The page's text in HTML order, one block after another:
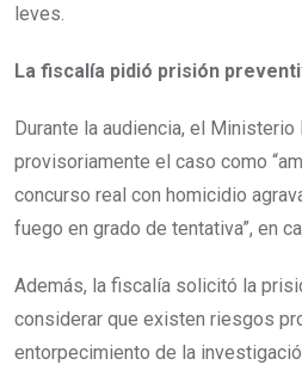
leves.
La fiscalía pidió prisión
Durante la audiencia, el
provisoriamente el caso como
concurso real con homicidio
fuego en grado de tentativa”, en
Además, la fiscalía solicitó la
considerar que existen riesgos
entorpecimiento de la